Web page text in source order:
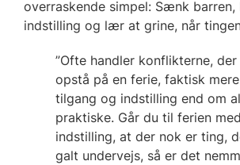
overraskende simpel: Sænk
indstilling og lær at grine, når
”Ofte handler konflikterne, der
opstå på en ferie, faktisk
tilgang og indstilling end om
praktiske. Går du til ferien
indstilling, at der nok er ting,
galt undervejs, så er det